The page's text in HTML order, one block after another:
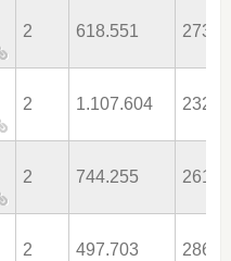
2 618.551
2 1.107.604
2 744.255
2 497.703